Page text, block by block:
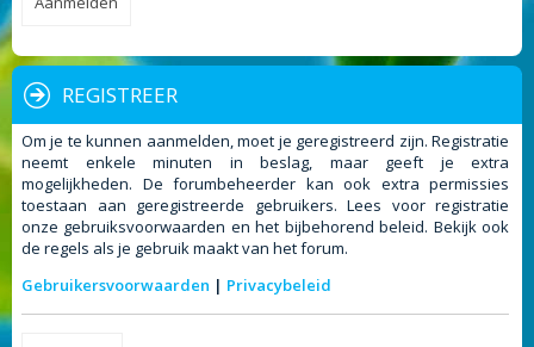
REGISTREER
Om je te kunnen aanmelden, moet je geregistreerd zijn. Registratie
neemt enkele minuten in beslag, maar geeft je extra
mogelijkheden. De forumbeheerder kan ook extra permissies
toestaan aan geregistreerde gebruikers. Lees voor registratie
onze gebruiksvoorwaarden en het bijbehorend beleid. Bekijk ook
de regels als je gebruik maakt van het forum.
Gebruikersvoorwaarden | Privacybeleid